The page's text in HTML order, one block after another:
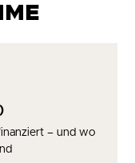
– und wo